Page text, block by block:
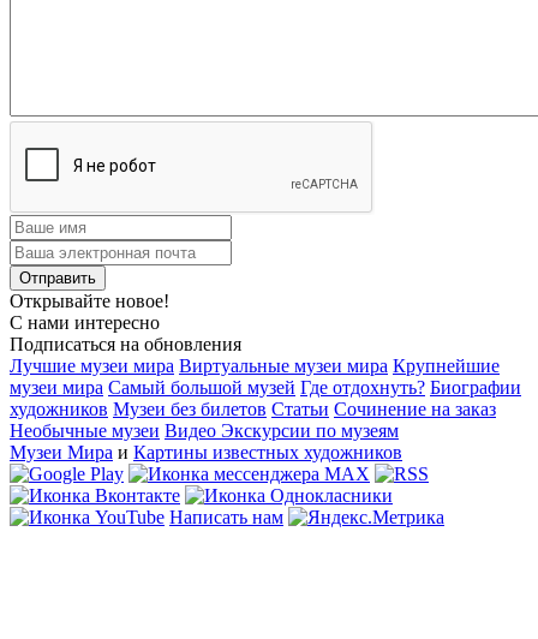
Открывайте новое!
С нами интересно
Подписаться на обновления
Лучшие музеи мира Виртуальные музеи мира Крупнейшие
музеи мира Самый большой музей Где отдохнуть? Биографии
художников Музеи без билетов Статьи Сочинение на заказ
Необычные музеи Видео Экскурсии по музеям
Музеи Мира и Картины известных художников
Написать нам